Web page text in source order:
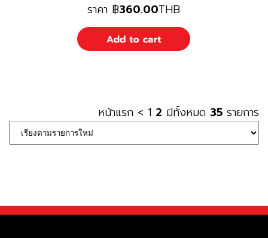
ราคา ฿360.00THB
หน้าแรก < 1 2 มีทั้งหมด 35 รายการ